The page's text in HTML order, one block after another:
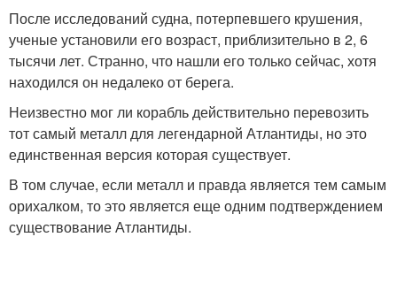
После исследований судна, потерпевшего крушения,
ученые установили его возраст, приблизительно в 2, 6
тысячи лет. Странно, что нашли его только сейчас, хотя
находился он недалеко от берега.
Неизвестно мог ли корабль действительно перевозить
тот самый металл для легендарной Атлантиды, но это
единственная версия которая существует.
В том случае, если металл и правда является тем самым
орихалком, то это является еще одним подтверждением
существование Атлантиды.